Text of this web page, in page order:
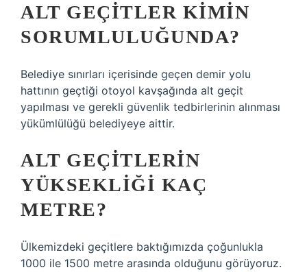
ALT GEÇITLER KIMIN
SORUMLULUĞUNDA?
Belediye sınırları içerisinde geçen demir yolu
hattının geçtiği otoyol kavşağında alt geçit
yapılması ve gerekli güvenlik tedbirlerinin alınması
yükümlülüğü belediyeye aittir.
ALT GEÇITLERIN
YÜKSEKLIĞI KAÇ
METRE?
Ülkemizdeki geçitlere baktığımızda çoğunlukla
1000 ile 1500 metre arasında olduğunu görüyoruz.